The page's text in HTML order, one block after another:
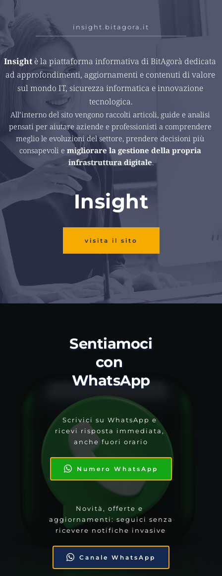
insight.bitagora.it
Insight è la piattaforma informativa di BitAgorà dedicata
ad approfondimenti, aggiornamenti e contenuti di valore
sul mondo IT, sicurezza informatica e innovazione
tecnologica.
All’interno del sito vengono raccolti articoli, guide e analisi
pensati per aiutare aziende e professionisti a comprendere
meglio le evoluzioni del settore, prendere decisioni più
consapevoli e migliorare la gestione della propria
infrastruttura digitale.
Insight
visita il sito
Sentiamoci
con
WhatsApp
Scrivici su WhatsApp e
ricevi risposta immediata,
anche fuori orario
Numero WhatsApp
Novità, offerte e
aggiornamenti: seguici senza
ricevere notifiche invasive
Canale WhatsApp